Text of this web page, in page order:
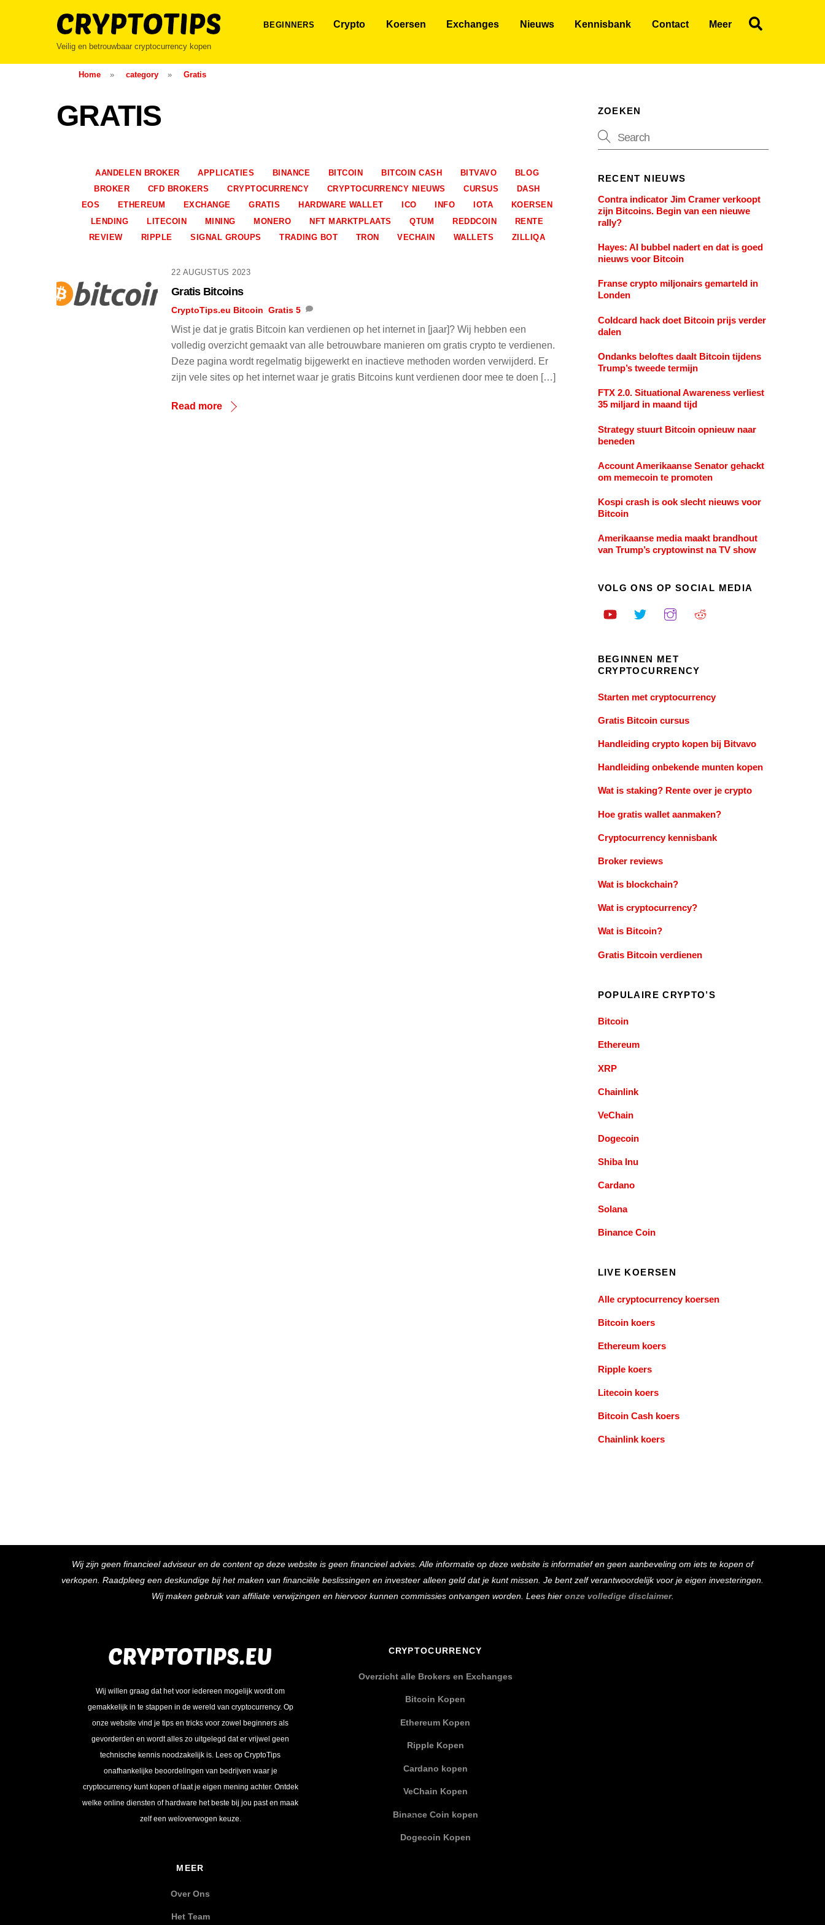
Veilig en betrouwbaar cryptocurrency kopen
BEGINNERS Crypto Koersen Exchanges Nieuws Kennisbank Contact Meer
Home » category » Gratis
GRATIS
AANDELEN BROKER APPLICATIES BINANCE BITCOIN BITCOIN CASH BITVAVO
BLOG
BROKER
CFD BROKERS CRYPTOCURRENCY CRYPTOCURRENCY NIEUWS CURSUS
DASH
EOS
ETHEREUM EXCHANGE GRATIS HARDWARE WALLET ICO INFO IOTA
KOERSEN
LENDING
LITECOIN MINING MONERO NFT MARKTPLAATS QTUM REDDCOIN
RENTE
REVIEW
RIPPLE SIGNAL GROUPS TRADING BOT TRON VECHAIN WALLETS ZILLIQA
22 AUGUSTUS 2023
Gratis Bitcoins
CryptoTips.eu Bitcoin ,Gratis 5
Wist je dat je gratis Bitcoin kan verdienen op het internet in [jaar]? Wij hebben een
volledig overzicht gemaakt van alle betrouwbare manieren om gratis crypto te verdienen.
Deze pagina wordt regelmatig bijgewerkt en inactieve methoden worden verwijderd. Er
zijn vele sites op het internet waar je gratis Bitcoins kunt verdienen door mee te doen […]
Read more
ZOEKEN
RECENT NIEUWS
Contra indicator Jim Cramer verkoopt
zijn Bitcoins. Begin van een nieuwe
rally?
Hayes: AI bubbel nadert en dat is goed
nieuws voor Bitcoin
Franse crypto miljonairs gemarteld in
Londen
Coldcard hack doet Bitcoin prijs verder
dalen
Ondanks beloftes daalt Bitcoin tijdens
Trump’s tweede termijn
FTX 2.0. Situational Awareness verliest
35 miljard in maand tijd
Strategy stuurt Bitcoin opnieuw naar
beneden
Account Amerikaanse Senator gehackt
om memecoin te promoten
Kospi crash is ook slecht nieuws voor
Bitcoin
Amerikaanse media maakt brandhout
van Trump’s cryptowinst na TV show
VOLG ONS OP SOCIAL MEDIA
BEGINNEN MET
CRYPTOCURRENCY
Starten met cryptocurrency
Gratis Bitcoin cursus
Handleiding crypto kopen bij Bitvavo
Handleiding onbekende munten kopen
Wat is staking? Rente over je crypto
Hoe gratis wallet aanmaken?
Cryptocurrency kennisbank
Broker reviews
Wat is blockchain?
Wat is cryptocurrency?
Wat is Bitcoin?
Gratis Bitcoin verdienen
POPULAIRE CRYPTO’S
Bitcoin
Ethereum
XRP
Chainlink
VeChain
Dogecoin
Shiba Inu
Cardano
Solana
Binance Coin
LIVE KOERSEN
Alle cryptocurrency koersen
Bitcoin koers
Ethereum koers
Ripple koers
Litecoin koers
Bitcoin Cash koers
Chainlink koers
To
Top
Wij zijn geen financieel adviseur en de content op deze website is geen financieel advies. Alle informatie op deze website is informatief en geen aanbeveling om iets te kopen of
verkopen. Raadpleeg een deskundige bij het maken van financiële beslissingen en investeer alleen geld dat je kunt missen. Je bent zelf verantwoordelijk voor je eigen investeringen.
Wij maken gebruik van affiliate verwijzingen en hiervoor kunnen commissies ontvangen worden. Lees hier onze volledige disclaimer.
Wij willen graag dat het voor iedereen mogelijk wordt om
gemakkelijk in te stappen in de wereld van cryptocurrency. Op
onze website vind je tips en tricks voor zowel beginners als
gevorderden en wordt alles zo uitgelegd dat er vrijwel geen
technische kennis noodzakelijk is. Lees op CryptoTips
onafhankelijke beoordelingen van bedrijven waar je
cryptocurrency kunt kopen of laat je eigen mening achter. Ontdek
welke online diensten of hardware het beste bij jou past en maak
zelf een weloverwogen keuze.
CRYPTOCURRENCY
Overzicht alle Brokers en Exchanges
Bitcoin Kopen
Ethereum Kopen
Ripple Kopen
Cardano kopen
VeChain Kopen
Binance Coin kopen
Dogecoin Kopen
MEER
Over Ons
Het Team